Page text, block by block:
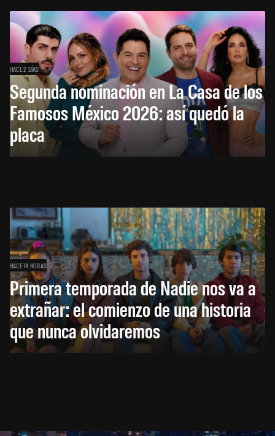
HACE 2 DÍAS
Segunda nominación en La Casa de los
Famosos México 2026: así quedó la
placa
HACE 14 HORAS
Primera temporada de Nadie nos va a
extrañar: el comienzo de una historia
que nunca olvidaremos